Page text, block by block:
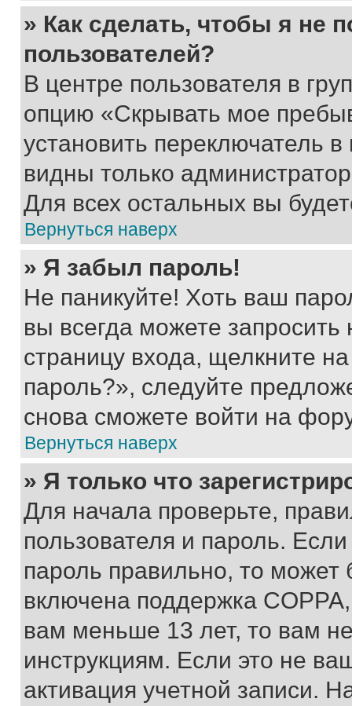
» Как сделать, чтобы я не
пользователей?
В центре пользователя в
опцию «Скрывать мое
установить переключатель
видны только
Для всех остальных вы
Вернуться наверх
» Я забыл пароль!
Не паникуйте! Хоть ваш
вы всегда можете
страницу входа, щелкните
пароль?», следуйте
снова сможете войти на
Вернуться наверх
» Я только что
Для начала проверьте,
пользователя и пароль.
пароль правильно, то может
включена поддержка
вам меньше 13 лет, то вам
инструкциям. Если это не
активация учетной записи.